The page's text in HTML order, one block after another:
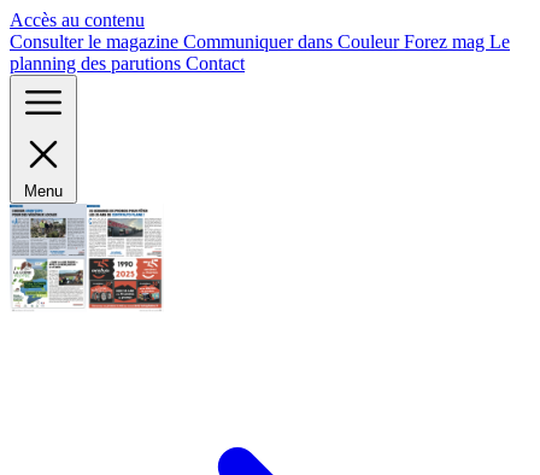
Accès au contenu
Consulter le magazine Communiquer dans Couleur Forez mag Le
planning des parutions Contact
Menu
Panneau de gestion des cookies